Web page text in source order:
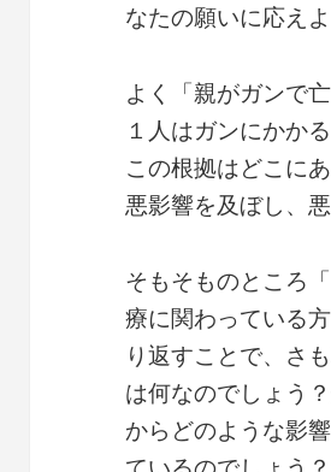
なたの願いに応え
よく「親がガンで
１人はガンにかか
この根拠はどこに
悪影響を及ぼし、
そもそものところ
療に関わっている
り返すことで、さ
は何なのでしょう
からどのような影